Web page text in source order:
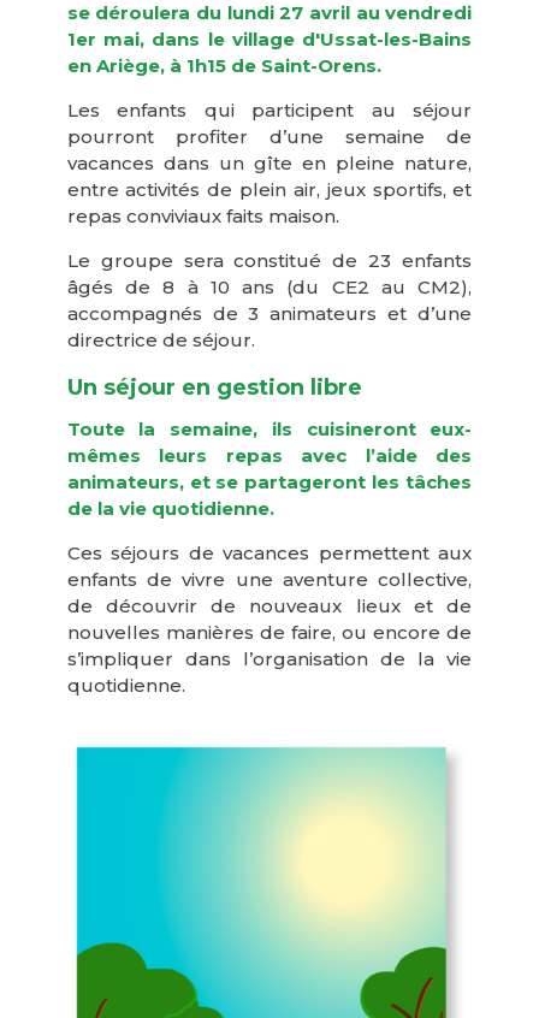
se déroulera du lundi 27 avril au vendredi
1er mai, dans le village d'Ussat-les-Bains
en Ariège, à 1h15 de Saint-Orens.
Les enfants qui participent au séjour
pourront profiter d’une semaine de
vacances dans un gîte en pleine nature,
entre activités de plein air, jeux sportifs, et
repas conviviaux faits maison.
Le groupe sera constitué de 23 enfants
âgés de 8 à 10 ans (du CE2 au CM2),
accompagnés de 3 animateurs et d’une
directrice de séjour.
Un séjour en gestion libre
Toute la semaine, ils cuisineront eux-
mêmes leurs repas avec l’aide des
animateurs, et se partageront les tâches
de la vie quotidienne.
Ces séjours de vacances permettent aux
enfants de vivre une aventure collective,
de découvrir de nouveaux lieux et de
nouvelles manières de faire, ou encore de
s’impliquer dans l’organisation de la vie
quotidienne.